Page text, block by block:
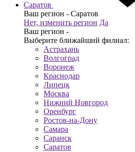
Саратов
Ваш регион - Саратов
Нет, изменить регион Да
Ваш регион -
Выберите ближайший филиал:
Астрахань
Волгоград
Воронеж
Краснодар
Липецк
Москва
Нижний Новгород
Оренбург
Ростов-на-Дону
Самара
Саранск
Саратов